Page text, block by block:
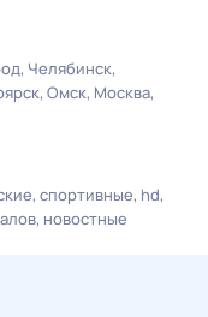
Челябинск
Омск Москва
спортивные hd
новостные